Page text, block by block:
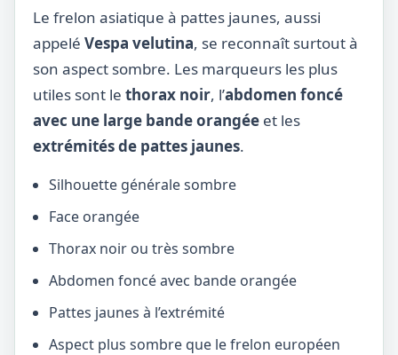
Le frelon asiatique à pattes jaunes, aussi
appelé Vespa velutina, se reconnaît surtout à
son aspect sombre. Les marqueurs les plus
utiles sont le thorax noir, l’abdomen foncé
avec une large bande orangée et les
extrémités de pattes jaunes.
Silhouette générale sombre
Face orangée
Thorax noir ou très sombre
Abdomen foncé avec bande orangée
Pattes jaunes à l’extrémité
Aspect plus sombre que le frelon européen